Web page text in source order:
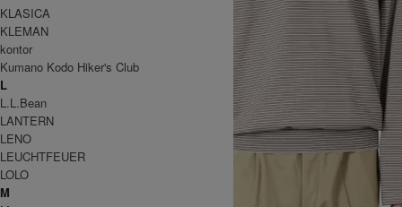
KLASICA
KLEMAN
kontor
Kumano Kodo Hiker's Club
L
L.L.Bean
LANTERN
LENO
LEUCHTFEUER
LOLO
M